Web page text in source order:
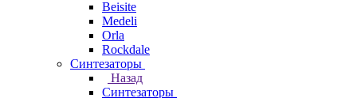
Beisite
Medeli
Orla
Rockdale
Синтезаторы
Назад
Синтезаторы